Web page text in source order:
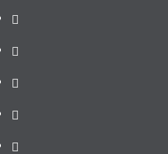
ultima
locală
Actualitate
Justiție
Cultura
Sănătate
Litoral